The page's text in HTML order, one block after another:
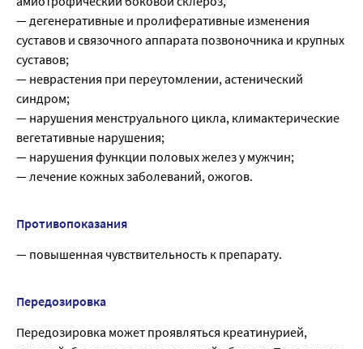
— дегенеративные и пролиферативные изменения
суставов и связочного аппарата позвоночника и крупных
суставов;
— неврастения при переутомлении, астенический
синдром;
— нарушения менструального цикла, климактерические
вегетативные нарушения;
— нарушения функции половых желез у мужчин;
— лечение кожных заболеваний, ожогов.
Противопоказания
— повышенная чувствительность к препарату.
Передозировка
Передозировка может проявляться креатинурией,